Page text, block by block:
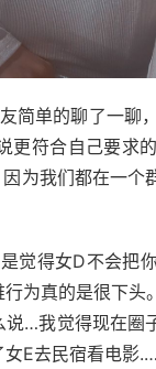
简单的聊了一聊
更符合自己要求
为我们都在一
觉得女D不会把
为真的是很下头
…我觉得现在圈
E去民宿看电影.…